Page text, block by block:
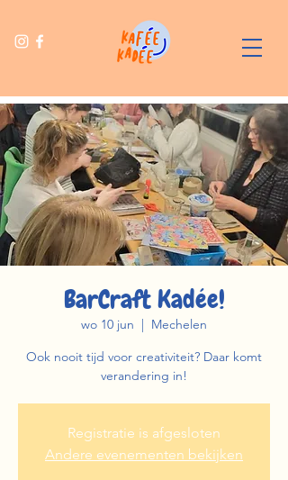
BarCraft Kadée!
wo 10 jun
  |
Mechelen
Ook nooit tijd voor creativiteit? Daar komt
verandering in!
Registratie is afgesloten
Andere evenementen bekijken